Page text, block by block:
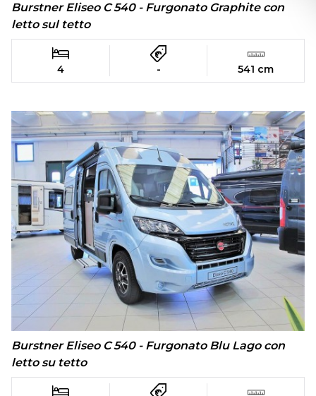
Burstner Eliseo C 540 - Furgonato Graphite con
letto sul tetto
4 - 541 cm
Burstner Eliseo C 540 - Furgonato Blu Lago con
letto su tetto